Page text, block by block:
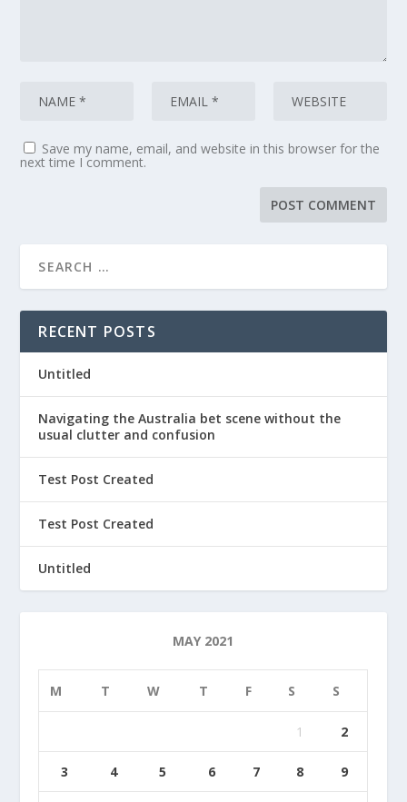
Save my name, email, and website in this browser for the
next time I comment.
RECENT POSTS
Untitled
Navigating the Australia bet scene without the
usual clutter and confusion
Test Post Created
Test Post Created
Untitled
MAY 2021
M T W T F S S
1 2
3 4 5 6 7 8 9